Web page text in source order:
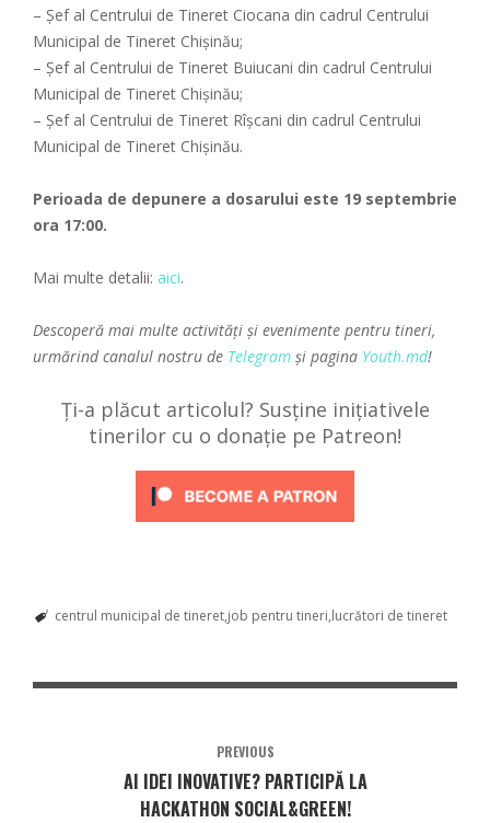
– Șef al Centrului de Tineret Ciocana din cadrul Centrului
Municipal de Tineret Chișinău;
– Șef al Centrului de Tineret Buiucani din cadrul Centrului
Municipal de Tineret Chișinău;
– Șef al Centrului de Tineret Rîșcani din cadrul Centrului
Municipal de Tineret Chișinău.
Perioada de depunere a dosarului este 19 septembrie
ora 17:00.
Mai multe detalii: aici.
Descoperă mai multe activități și evenimente pentru tineri,
urmărind canalul nostru de Telegram și pagina Youth.md!
Ți-a plăcut articolul? Susține inițiativele
tinerilor cu o donație pe Patreon!
centrul municipal de tineret job pentru tineri lucrători de tineret
PREVIOUS
AI IDEI INOVATIVE? PARTICIPĂ LA
HACKATHON SOCIAL&GREEN!